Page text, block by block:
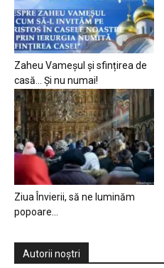
Zaheu Vameșul și sfințirea de
casă… Și nu numai!
Ziua Învierii, să ne luminăm
popoare…
Autorii noștri